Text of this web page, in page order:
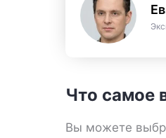
Что самое
Вы можете